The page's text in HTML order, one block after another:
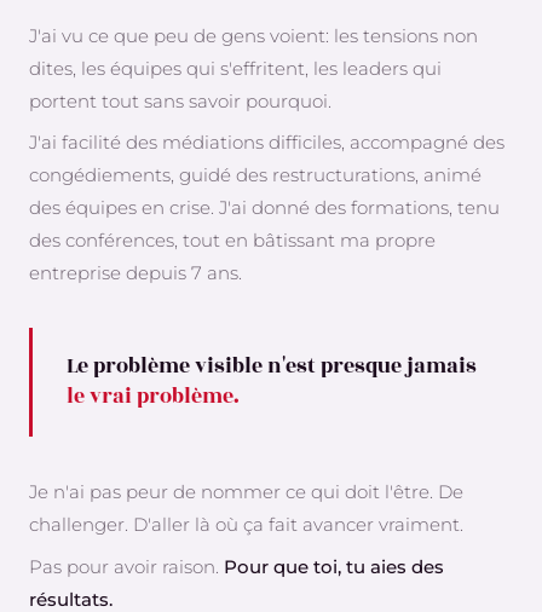
J'ai vu ce que peu de gens voient: les tensions non
dites, les équipes qui s'effritent, les leaders qui
portent tout sans savoir pourquoi.
J'ai facilité des médiations difficiles, accompagné des
congédiements, guidé des restructurations, animé
des équipes en crise. J'ai donné des formations, tenu
des conférences, tout en bâtissant ma propre
entreprise depuis 7 ans.
Le problème visible n'est presque jamais
le vrai problème.
Je n'ai pas peur de nommer ce qui doit l'être. De
challenger. D'aller là où ça fait avancer vraiment.
Pas pour avoir raison. Pour que toi, tu aies des
résultats.